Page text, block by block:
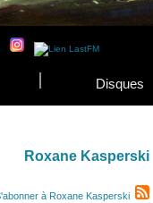
Disques
Roxane Kasperski
à Roxane Kasperski